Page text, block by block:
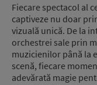
Fiecare spectacol al
captiveze nu doar
vizuală unică. De la
orchestrei sale prin
muzicienilor până la
scenă, fiecare
adevărată magie